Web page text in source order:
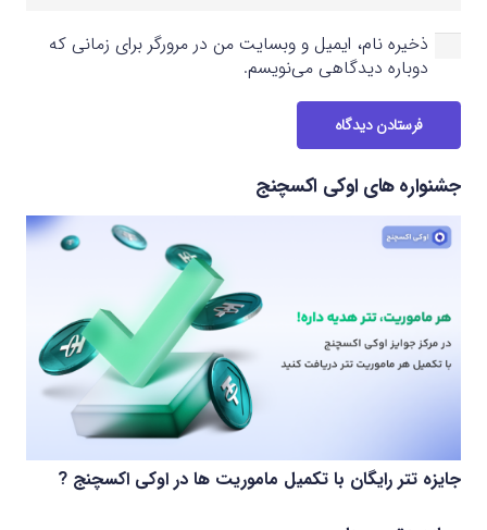
ذخیره نام، ایمیل و وبسایت من در مرورگر برای زمانی که
دوباره دیدگاهی می‌نویسم.
فرستادن دیدگاه
جشنواره های اوکی اکسچنج
جایزه تتر رایگان با تکمیل ماموریت ها در اوکی اکسچنج ?